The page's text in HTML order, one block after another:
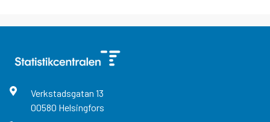
Verkstadsgatan 13
00580 Helsingfors